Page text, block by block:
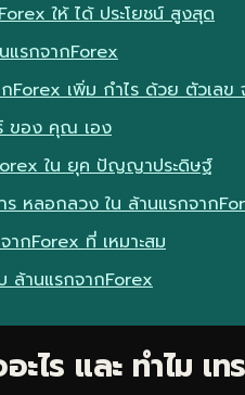
ให้ ได้ ประโยชน์ สูงสุด
แรกจากForex
Forex เพิ่ม กำไร ด้วย ตัวเลข
ของ คุณ เอง
ใน ยุค ปัญญาประดิษฐ์
หลอกลวง ใน ล้านแรกจาก
กForex ที่ เหมาะสม
ล้านแรกจากForex
ไร และ ทำไม เ